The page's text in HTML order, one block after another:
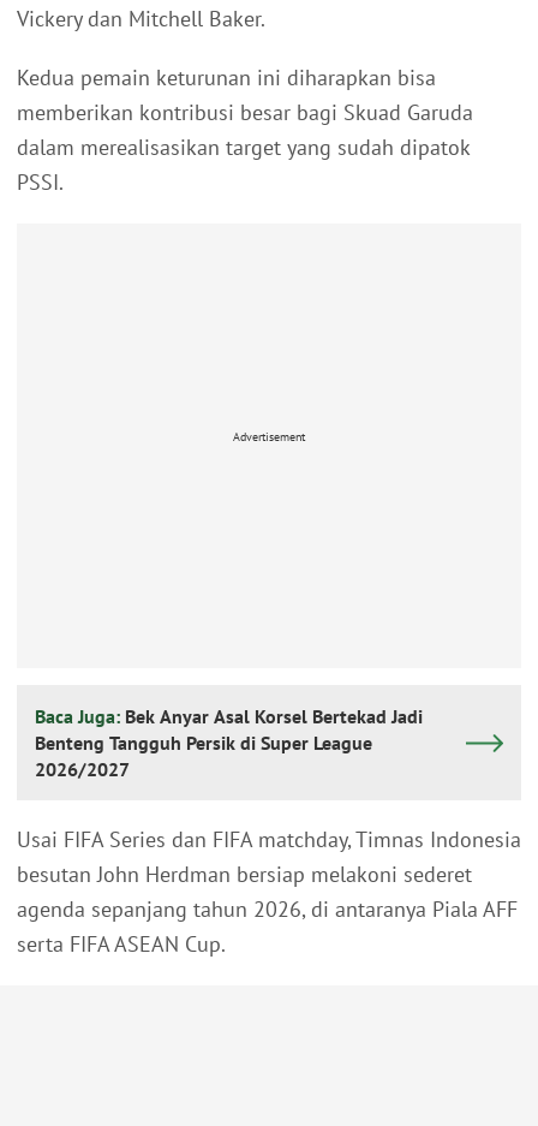
Vickery dan Mitchell Baker.
Kedua pemain keturunan ini diharapkan bisa
memberikan kontribusi besar bagi Skuad Garuda
dalam merealisasikan target yang sudah dipatok
PSSI.
Advertisement
Baca Juga: Bek Anyar Asal Korsel Bertekad Jadi
Benteng Tangguh Persik di Super League
2026/2027
Usai FIFA Series dan FIFA matchday, Timnas Indonesia
besutan John Herdman bersiap melakoni sederet
agenda sepanjang tahun 2026, di antaranya Piala AFF
serta FIFA ASEAN Cup.